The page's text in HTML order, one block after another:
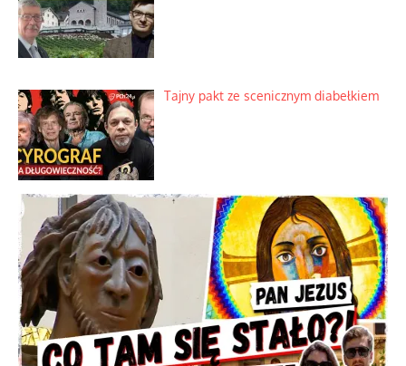
Tajny pakt ze scenicznym diabełkiem